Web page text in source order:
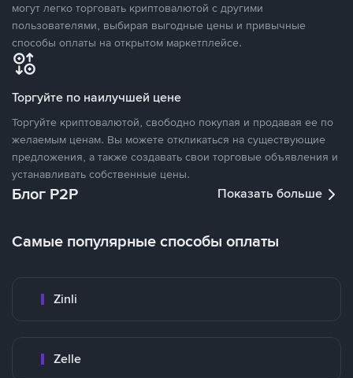
могут легко торговать криптовалютой с другими
пользователями, выбирая выгодные цены и привычные
способы оплаты на открытом маркетплейсе.
Торгуйте по наилучшей цене
Торгуйте криптовалютой, свободно покупая и продавая ее по
желаемым ценам. Вы можете откликаться на существующие
предложения, а также создавать свои торговые объявления и
устанавливать собственные цены.
Блог P2P Показать больше
Самые популярные способы оплаты
Zinli
Zelle